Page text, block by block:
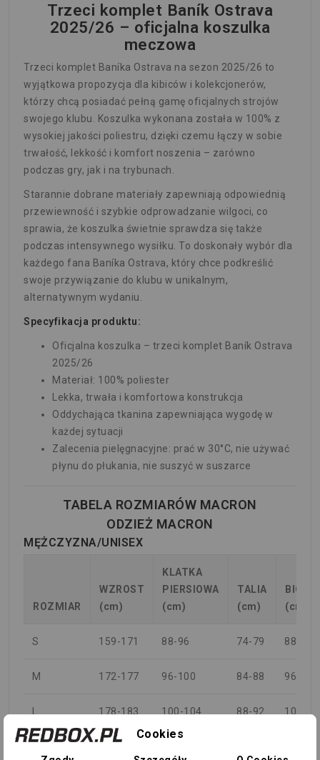
Trzeci komplet Baník Ostrava
2025/26 – oficjalna koszulka
meczowa
Trzeci komplet Baníka Ostrava na sezon 2025/26 to
wyjątkowa propozycja dla kibiców i kolekcjonerów,
którzy chcą posiadać pełną gamę oficjalnych strojów
swojego klubu. Koszulka wykonana została w 100% z
wysokiej jakości poliestru, dzięki czemu łączy w sobie
trwałość, lekkość i komfort noszenia – zarówno
podczas gry, jak i na trybunach.
Starannie dobrane materiały zapewniają odpowiednią
przewiewność i szybkie odprowadzanie wilgoci, co
sprawia, że koszulka świetnie sprawdza się także
podczas intensywnego wysiłku. To doskonały wybór dla
każdego fana Baníka Ostrava, który chce podkreślić
swoje przywiązanie do klubu w unikalnym,
alternatywnym wydaniu.
Specyfikacja produktu:
Oficjalna koszulka – trzeci komplet Baník Ostrava
2025/26
Materiał: 100% poliester
Lekka, trwała i komfortowa konstrukcja
Oddychająca tkanina zapewniająca wygodę w
każdej sytuacji
Zalecenia pielęgnacyjne: prać w 30°C, nie używać
płynu do płukania, nie suszyć w suszarce
TABELA ROZMIARÓW MACRON
ODZIEŻ MACRON
MĘŻCZYZNA/UNISEX
ROZMIAR
WZROST
(cm)
KLATKA
PIERSIOWA
(cm)
TALIA
(cm)
(cm)
S 159-171 88-96 74-79 88-94
M 172-177 96-100 84-88 96-100
178-183 100-104 88-92
100-
Cookies